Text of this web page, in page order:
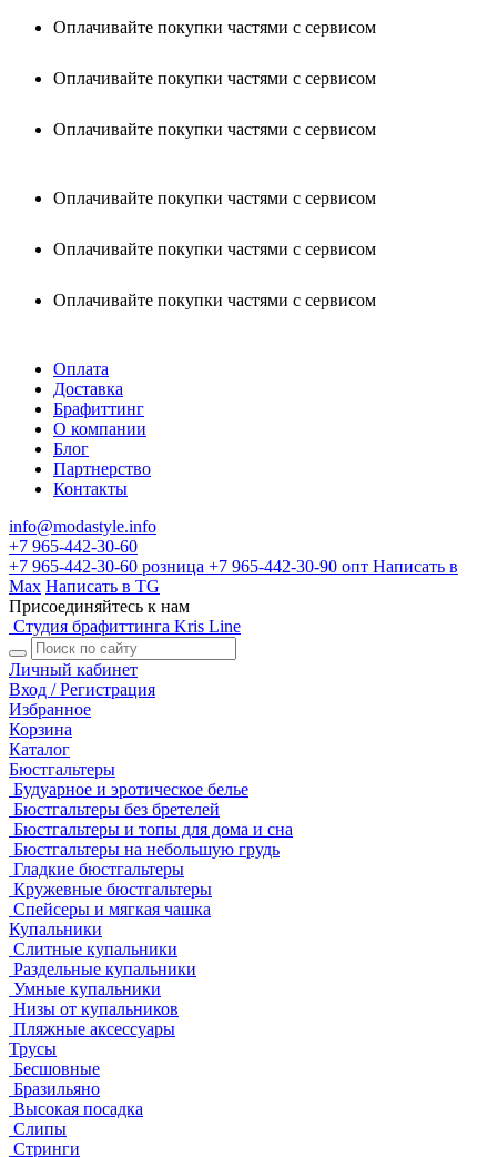
Оплачивайте покупки частями с сервисом
Оплачивайте покупки частями с сервисом
Оплачивайте покупки частями с сервисом
Оплачивайте покупки частями с сервисом
Оплачивайте покупки частями с сервисом
Оплачивайте покупки частями с сервисом
Оплата
Доставка
Брафиттинг
О компании
Блог
Партнерство
Контакты
info@modastyle.info
+7 965-442-30-60
+7 965-442-30-60 розница +7 965-442-30-90 опт Написать в
Max Написать в TG
Присоединяйтесь к нам
Студия брафиттинга Kris Line
Личный кабинет
Вход / Регистрация
Избранное
Корзина
Каталог
Бюстгальтеры
Будуарное и эротическое белье
Бюстгальтеры без бретелей
Бюстгальтеры и топы для дома и сна
Бюстгальтеры на небольшую грудь
Гладкие бюстгальтеры
Кружевные бюстгальтеры
Спейсеры и мягкая чашка
Купальники
Слитные купальники
Раздельные купальники
Умные купальники
Низы от купальников
Пляжные аксессуары
Трусы
Бесшовные
Бразильяно
Высокая посадка
Слипы
Стринги